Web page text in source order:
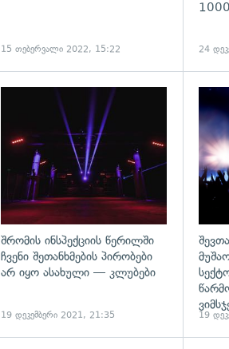
15 თებერვალი 2022, 15:22 24
შრომის ინსპექციის წერილში
ჩვენი შეთანხმების პირობები
არ იყო ასახული — კლუბები
19 დეკემბერი 2021, 21:35 19